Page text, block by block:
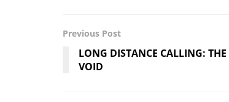
Previous Post
LONG DISTANCE CALLING:
VOID